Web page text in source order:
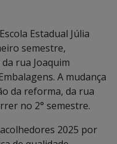
Estadual Júlia
semestre,
rua Joaquim
A mudança
da reforma, da rua
no 2° semestre.
2025 por